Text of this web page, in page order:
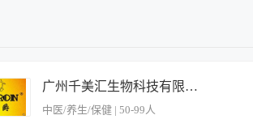
近五天
近一周
广州千美汇生物科技有限公司
中医/养生/保健 | 50-99人